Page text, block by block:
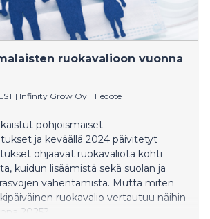
ruokavalioon vuonna
| Infinity Grow Oy | Tiedote
pohjoismaiset
ja keväällä 2024 päivitetyt
ohjaavat ruokavaliota kohti
kuidun lisäämistä sekä suolan ja
vähentämistä. Mutta miten
ruokavalio vertautuu näihin
2025?